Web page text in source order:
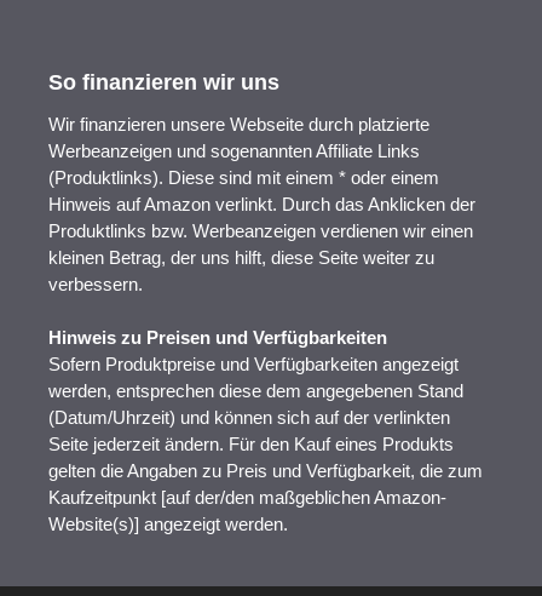
So finanzieren wir uns
Wir finanzieren unsere Webseite durch platzierte
Werbeanzeigen und sogenannten Affiliate Links
(Produktlinks). Diese sind mit einem * oder einem
Hinweis auf Amazon verlinkt. Durch das Anklicken der
Produktlinks bzw. Werbeanzeigen verdienen wir einen
kleinen Betrag, der uns hilft, diese Seite weiter zu
verbessern.
Hinweis zu Preisen und Verfügbarkeiten
Sofern Produktpreise und Verfügbarkeiten angezeigt
werden, entsprechen diese dem angegebenen Stand
(Datum/Uhrzeit) und können sich auf der verlinkten
Seite jederzeit ändern. Für den Kauf eines Produkts
gelten die Angaben zu Preis und Verfügbarkeit, die zum
Kaufzeitpunkt [auf der/den maßgeblichen Amazon-
Website(s)] angezeigt werden.